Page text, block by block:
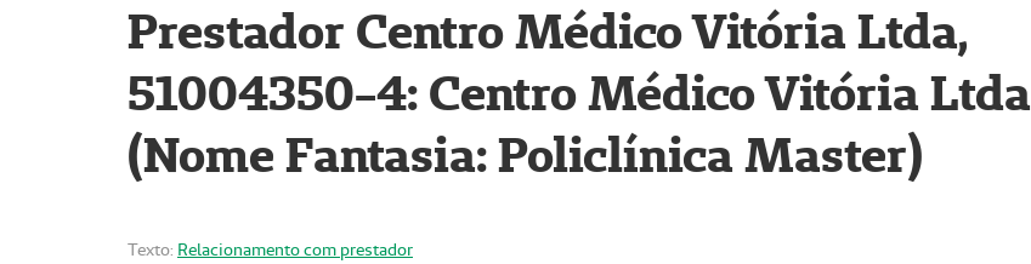
Prestador Centro Médico Vitória Ltda,
51004350-4: Centro Médico Vitória Ltda
(Nome Fantasia: Policlínica Master)
Texto: Relacionamento com prestador